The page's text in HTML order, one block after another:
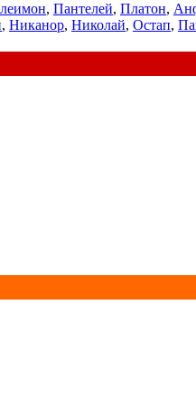
, Пантелей, Платон,
, Никанор, Николай, Остап,